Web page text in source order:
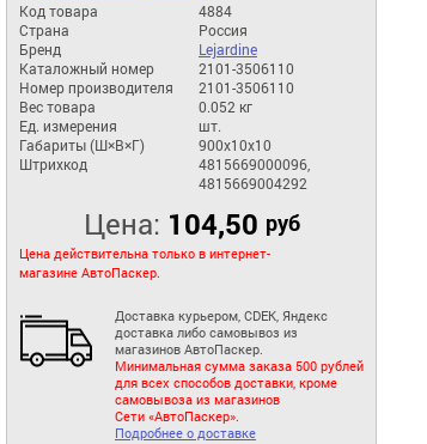
Код товара
4884
Страна
Россия
Бренд
Lejardine
Каталожный номер
2101-3506110
Номер производителя
2101-3506110
Вес товара
0.052 кг
Ед. измерения
шт.
Габариты (Ш×В×Г)
900x10x10
Штрихкод
4815669000096,
4815669004292
Цена: 104,50 руб
Цена действительна только в интернет-
магазине АвтоПаскер.
Доставка курьером, CDEK, Яндекс
доставка либо самовывоз из
магазинов АвтоПаскер.
Минимальная сумма заказа 500 рублей
для всех способов доставки, кроме
самовывоза из магазинов
Сети «АвтоПаскер».
Подробнее о доставке